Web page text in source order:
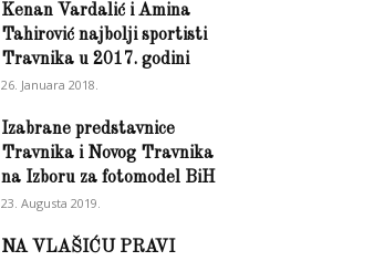
Kenan Vardalić i Amina
Tahirović najbolji sportisti
Travnika u 2017. godini
26. Januara 2018.
Izabrane predstavnice
Travnika i Novog Travnika
na Izboru za fotomodel BiH
23. Augusta 2019.
NA VLAŠIĆU PRAVI